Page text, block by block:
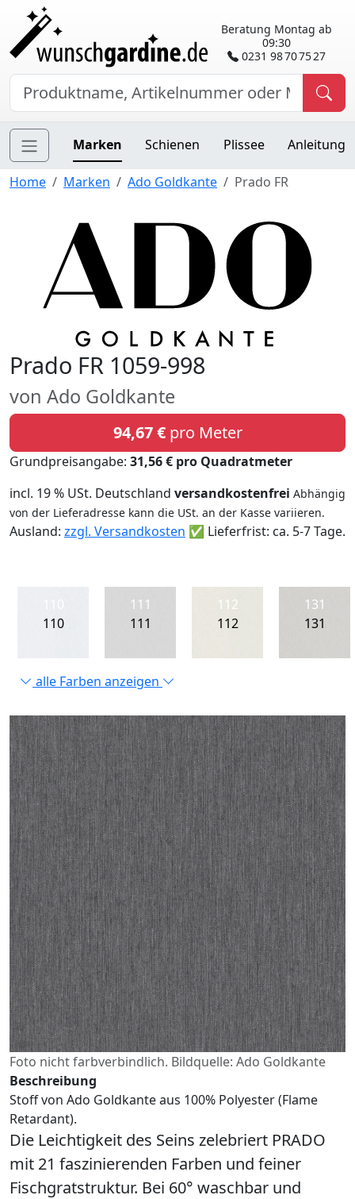
Beratung Montag ab
09:30
0231 98 70 75 27
Marken Schienen Plissee Anleitung
Home Marken Ado Goldkante Prado FR
Prado FR 1059-998
von Ado Goldkante
94,67 €pro Meter
Grundpreisangabe: 31,56 € pro Quadratmeter
incl. 19 % USt. Deutschland versandkostenfrei Abhängig
von der Lieferadresse kann die USt. an der Kasse variieren.
Ausland: zzgl. Versandkosten ✅ Lieferfrist: ca. 5-7 Tage.
110
111
111
112
112
131
131
alle Farben anzeigen
Foto nicht farbverbindlich. Bildquelle: Ado Goldkante
Beschreibung
Stoff von Ado Goldkante aus 100% Polyester (Flame
Retardant).
Die Leichtigkeit des Seins zelebriert PRADO
mit 21 faszinierenden Farben und feiner
Fischgratstruktur. Bei 60° waschbar und